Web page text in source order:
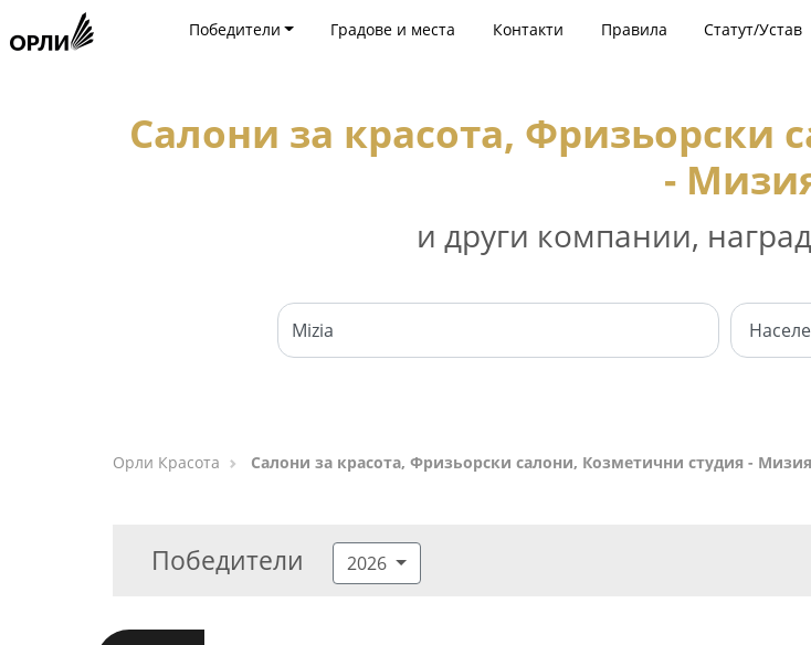
Победители Градове и места Контакти Правила Статут/Устав
Салони за красота, Фризьорски
-
и други компании,
Орли Красота Салони за красота, Фризьорски салони, Козметични студия - Мизия
Победители 2026